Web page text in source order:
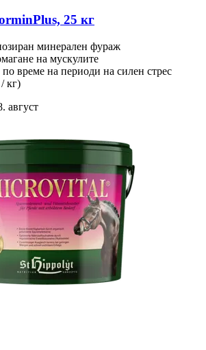
25 кг
минерален фураж
на мускулите
време на периоди на силен стрес
кг)
август